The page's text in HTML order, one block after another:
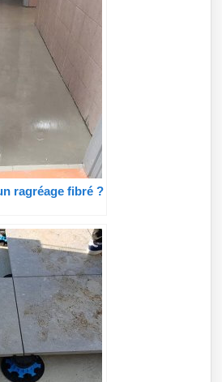
ragréage fibré ?